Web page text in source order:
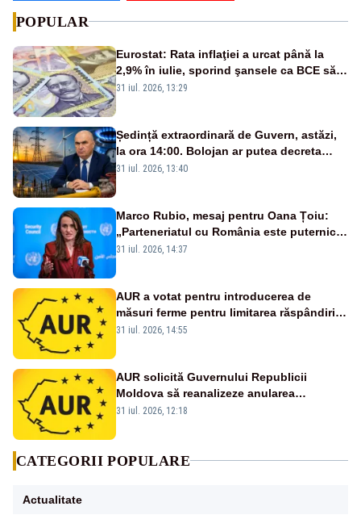
POPULAR
Eurostat: Rata inflaţiei a urcat până la
2,9% în iulie, sporind şansele ca BCE să
majoreze dobânda
31 iul. 2026, 13:29
Ședință extraordinară de Guvern, astăzi,
la ora 14:00. Bolojan ar putea decreta
stare de urgență energetică
31 iul. 2026, 13:40
Marco Rubio, mesaj pentru Oana Țoiu:
„Parteneriatul cu România este puternic
și prețuit”
31 iul. 2026, 14:37
AUR a votat pentru introducerea de
măsuri ferme pentru limitarea răspândirii
virusului pestei porcine africane
31 iul. 2026, 14:55
AUR solicită Guvernului Republicii
Moldova să reanalizeze anularea
concertului de Ziua Limbii Române
31 iul. 2026, 12:18
CATEGORII POPULARE
Actualitate